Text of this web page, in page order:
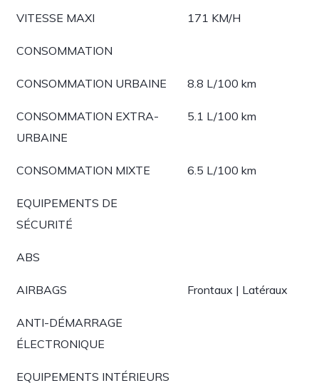
VITESSE MAXI 171 KM/H
CONSOMMATION
CONSOMMATION URBAINE 8.8 L/100 km
CONSOMMATION EXTRA-
URBAINE
5.1 L/100 km
CONSOMMATION MIXTE 6.5 L/100 km
EQUIPEMENTS DE
SÉCURITÉ
ABS
AIRBAGS Frontaux | Latéraux
ANTI-DÉMARRAGE
ÉLECTRONIQUE
EQUIPEMENTS INTÉRIEURS